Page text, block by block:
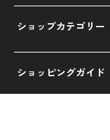
ショップカテゴリー
ショッピングガイド